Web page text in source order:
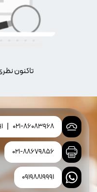
تاکنون
021-86083968
021-88679856
09198819991